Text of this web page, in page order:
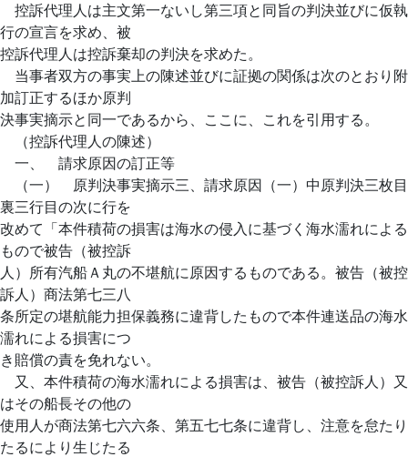
控訴代理人は主文第一ないし第三項と同旨の判決並びに仮執
行の宣言を求め、被
控訴代理人は控訴棄却の判決を求めた。
当事者双方の事実上の陳述並びに証拠の関係は次のとおり附
加訂正するほか原判
決事実摘示と同一であるから、ここに、これを引用する。
（控訴代理人の陳述）
一、 請求原因の訂正等
（一） 原判決事実摘示三、請求原因（一）中原判決三枚目
裏三行目の次に行を
改めて「本件積荷の損害は海水の侵入に基づく海水濡れによる
もので被告（被控訴
人）所有汽船Ａ丸の不堪航に原因するものである。被告（被控
訴人）商法第七三八
条所定の堪航能力担保義務に違背したもので本件連送品の海水
濡れによる損害につ
き賠償の責を免れない。
又、本件積荷の海水濡れによる損害は、被告（被控訴人）又
はその船長その他の
使用人が商法第七六六条、第五七七条に違背し、注意を怠たり
たるにより生じたる